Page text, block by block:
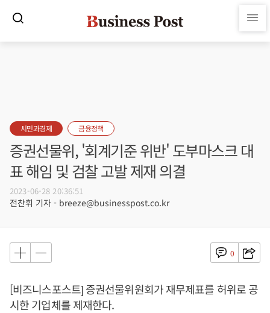
시민과경제 금융정책
증권선물위, '회계기준 위반' 도부마스크 대
표 해임 및 검찰 고발 제재 의결
2023-06-28 20:36:51
전찬휘 기자 - breeze@businesspost.co.kr
0
[비즈니스포스트] 증권선물위원회가 재무제표를 허위로 공
시한 기업체를 제재한다.